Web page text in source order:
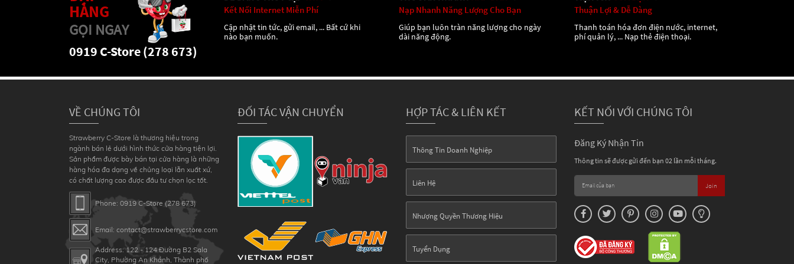
HÀNG
GỌI NGAY
0919 C-Store (278 673)
Kết Nối Internet Miễn Phí
Cập nhật tin tức, gửi email, ... Bất cứ khi
nào bạn muốn.
Nạp Nhanh Năng Lượng Cho Bạn
Giúp bạn luôn tràn năng lượng cho ngày
dài năng động.
Thuận Lợi & Dễ Dàng
Thanh toán hóa đơn điện nước, internet,
phí quản lý, ... Nạp thẻ điện thoại.
VỀ CHÚNG TÔI ĐỐI TÁC VẬN CHUYỂN HỢP TÁC & LIÊN KẾT KẾT NỐI VỚI CHÚNG TÔI
Strawberry C-Store là thương hiệu trong
ngành bán lẻ dưới hình thức cửa hàng tiện lợi.
Sản phẩm được bày bán tại cửa hàng là những
hàng hóa đa dạng về chủng loại lẫn xuất xứ,
có chất lượng cao được đầu tư chọn lọc tốt.
Phone: 0919 C-Store (278 673)
Email: contact@strawberrycstore.com
Address: 122 - 124 Đường B2 Sala
City, Phường An Khánh, Thành phố
Thông Tin Doanh Nghiệp
Liên Hệ
Nhượng Quyền Thương Hiệu
Tuyển Dụng
Đăng Ký Nhận Tin
Thông tin sẽ được gửi đến bạn 02 lần mỗi tháng.
Join